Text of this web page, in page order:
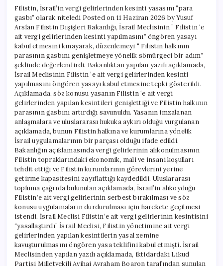
gasbı”
olarak
niteledi
için
Filistin, İsrail’in vergi gelirlerinden kesinti yasasını “para
gasbı” olarak niteledi Posted on 11 Haziran 2026 by Yusuf
Arslan Filistin Dışişleri Bakanlığı, İsrail Meclisinin ” Filistin ‘e
ait vergi gelirlerinden kesinti yapılmasını” öngören yasayı
kabul etmesini kınayarak, düzenlemeyi “ Filistin halkının
parasının gasbını genişletmeye yönelik sömürgeci bir adım”
şeklinde değerlendirdi. Bakanlıktan yapılan yazılı açıklamada,
İsrail Meclisinin Filistin ‘e ait vergi gelirlerinden kesinti
yapılmasını öngören yasayı kabul etmesine tepki gösterildi.
Açıklamada, söz konusu yasanın Filistin ‘e ait vergi
gelirlerinden yapılan kesintileri genişlettiği ve Filistin halkının
parasının gasbını artırdığı savunuldu. Yasanın imzalanan
anlaşmalara ve uluslararası hukuka aykırı olduğu vurgulanan
açıklamada, bunun Filistin halkına ve kurumlarına yönelik
İsrail uygulamalarının bir parçası olduğu ifade edildi.
Bakanlığın açıklamasında vergi gelirlerinin alıkonulmasının
Filistin topraklarındaki ekonomik, mali ve insani koşulları
tehdit ettiği ve Filistin kurumlarının görevlerini yerine
getirme kapasitesini zayıflattığı kaydedildi. Uluslararası
topluma çağrıda bulunulan açıklamada, İsrail’in alıkoyduğu
Filistin’e ait vergi gelirlerinin serbest bırakılması ve söz
konusu uygulamaların durdurulması için harekete geçilmesi
istendi. İsrail Meclisi Filistin’e ait vergi gelirlerinin kesintisini
“yasallaştırdı” İsrail Meclisi, Filistin yönetimine ait vergi
gelirlerinden yapılan kesintilerin yasal zemine
kavuşturulmasını öngören yasa teklifini kabul etmişti. İsrail
Meclisinden yapılan yazılı açıklamada, iktidardaki Likud
Partisi Milletvekili Avihai Avraham Boaron tarafından sunulan